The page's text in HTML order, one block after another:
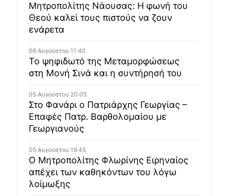
Μητροπολίτης Νάουσας: Η φωνή του
Θεού καλεί τους πιστούς να ζουν
ενάρετα
06 Αυγούστου 11:40
Το ψηφιδωτό της Μεταμορφώσεως
στη Μονή Σινά και η συντήρησή του
05 Αυγούστου 20:05
Στο Φανάρι ο Πατριάρχης Γεωργίας –
Επαφές Πατρ. Βαρθολομαίου με
Γεωργιανούς
05 Αυγούστου 19:45
Ο Μητροπολίτης Φλωρίνης Ειρηναίος
απέχει των καθηκόντων του λόγω
λοίμωξης